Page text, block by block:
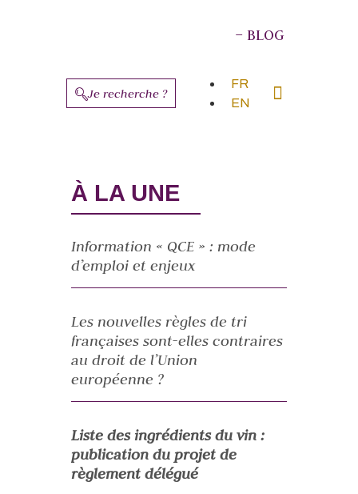
– BLOG
Je recherche ?
FR
EN
À LA UNE
Information « QCE » : mode
d’emploi et enjeux
Les nouvelles règles de tri
françaises sont-elles contraires
au droit de l’Union
européenne ?
Liste des ingrédients du vin :
publication du projet de
règlement délégué